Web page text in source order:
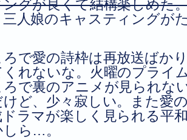
グが良くて結構楽しめた
三人娘のキャスティングが
ろで愛の詩枠は再放送ばか
くれないな。火曜のプライ
ろで裏のアニメが見られな
けど、少々寂しい。また愛
ラマが楽しく見られる平
ら…。